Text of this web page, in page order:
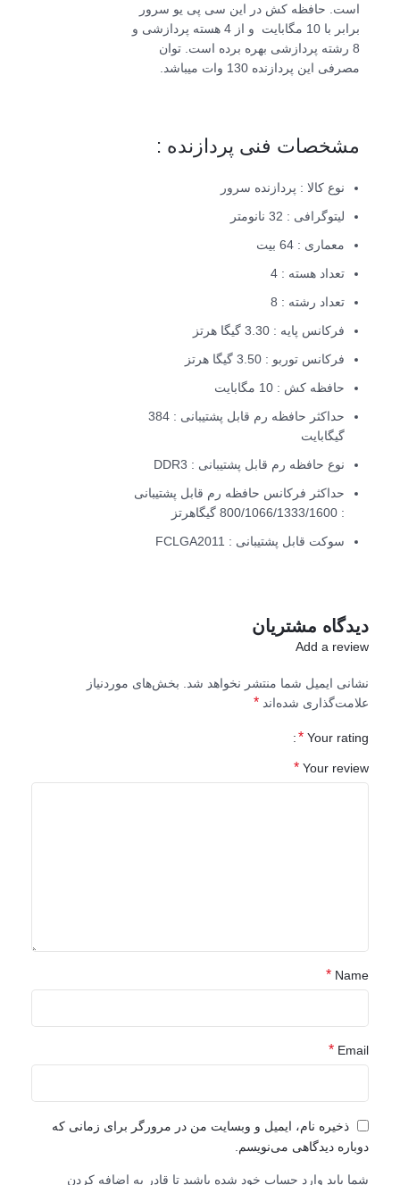
است. حافظه کش در این سی پی یو سرور
برابر با 10 مگابایت و از 4 هسته پردازشی و
8 رشته پردازشی بهره برده است. توان
مصرفی این پردازنده 130 وات میباشد.
مشخصات فنی پردازنده :
نوع کالا : پردازنده سرور
لیتوگرافی : 32 نانومتر
معماری : 64 بیت
تعداد هسته : 4
تعداد رشته : 8
فرکانس پایه : 3.30 گیگا هرتز
فرکانس توربو : 3.50 گیگا هرتز
حافظه کش : 10 مگابایت
حداکثر حافظه رم قابل پشتیبانی : 384
گیگابایت
نوع حافظه رم قابل پشتیبانی : DDR3
حداکثر فرکانس حافظه رم قابل پشتیبانی
: 800/1066/1333/1600 گیگاهرتز
سوکت قابل پشتیبانی : FCLGA2011
دیدگاه مشتریان
Add a review
نشانی ایمیل شما منتشر نخواهد شد.
بخش‌های موردنیاز
علامت‌گذاری شده‌اند *
Your rating
*
Your review
*
Name
*
Email
*
ذخیره نام، ایمیل و وبسایت من در مرورگر برای زمانی که
دوباره دیدگاهی می‌نویسم.
شما باید وارد حساب خود شده باشید تا قادر به اضافه کردن